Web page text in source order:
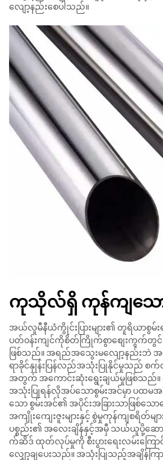
လျော့နည်းစေပါသည်။
ကုသိုလ်ရှိ ကုန်ကျသော
အယ်လူမီနီယံကွိုင်းပြားများ၏ တူရိယာစွ
ပတ်ဝန်းကျင်ကိုစိတ်ကြိုက်စွာစျေးကွက်တွ
ဖြစ်သည်။ အရည်အသွေးမလျော့နည်းဘဲ
ရာခိုင်နှုန်းပြန်လည်အသုံးပြုနိုင်မှုသည် စက်ဝန်း
အတွက် အကောင်းဆုံးရွေးချယ်မှုဖြစ်သ
အသုံးပြုရန်လိုအပ်သောစွမ်းအင်မှာ ပထ
သော စွမ်းအင်၏ အပိုင်းအခြားသာဖြစ်သေ
အကျိုးကျေးဇူးများနှင့် စွဲမှုကုန်ကျစရိတ်မျ
ပစ္စည်း၏ အလေးချိန်နှင့်အမှီ သယ်ယူပို့ဆော
က်ဆိဒ် ထုတ်လုပ်မှုကို စီးပွားရေးလမ်းကြေ
လျှော့ချပေးသည်။ အသုံးပြုသည့်အချိန်က